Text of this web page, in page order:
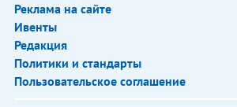
Реклама на сайте
Ивенты
Редакция
Политики и стандарты
Пользовательское соглашение